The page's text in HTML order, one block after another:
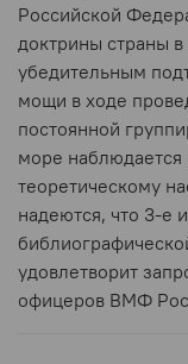
Российской
доктрины страны
убедительным
мощи в ходе
постоянной
море наблюдается
теоретическому
надеются, что 3-е
удовлетворит
офицеров ВМФ